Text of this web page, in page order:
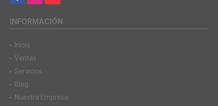
INFORMACIÓN
Inicio
Ventas
Servicios
Blog
Nuestra Empresa